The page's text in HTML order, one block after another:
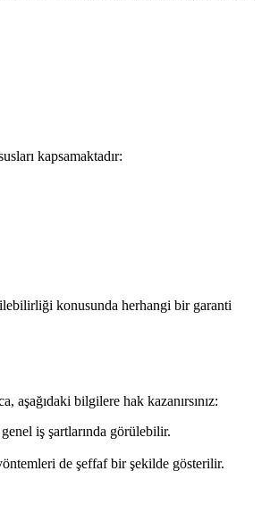
kapsamaktadır:
konusunda herhangi bir garanti
bilgilere hak kazanırsınız:
iş şartlarında görülebilir.
de şeffaf bir şekilde gösterilir.